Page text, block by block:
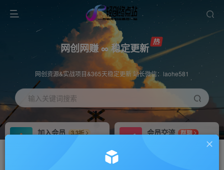
网创网赚 ∞ 稳定更新
网创资源&实战项目&365天稳定更新 站长微信：laohe581
输入关键词搜索
加入会员
3.3折
会员交流
群聊